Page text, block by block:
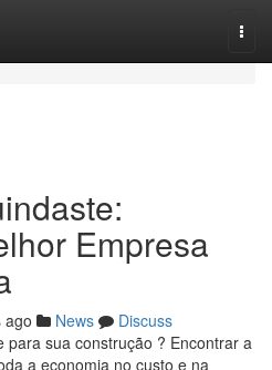
Empresa
ago News
Discuss
para sua construção ? Encontrar a
a economia no custo e na